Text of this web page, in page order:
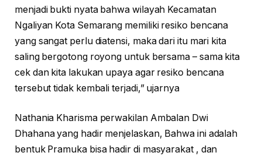
menjadi bukti nyata bahwa wilayah Kecamatan
Ngaliyan Kota Semarang memiliki resiko bencana
yang sangat perlu diatensi, maka dari itu mari kita
saling bergotong royong untuk bersama – sama kita
cek dan kita lakukan upaya agar resiko bencana
tersebut tidak kembali terjadi,” ujarnya
Nathania Kharisma perwakilan Ambalan Dwi
Dhahana yang hadir menjelaskan, Bahwa ini adalah
bentuk Pramuka bisa hadir di masyarakat , dan